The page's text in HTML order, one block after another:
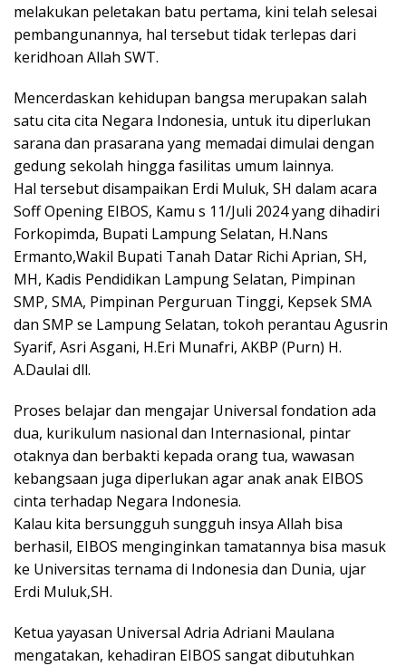
melakukan peletakan batu pertama, kini telah selesai
pembangunannya, hal tersebut tidak terlepas dari
keridhoan Allah SWT.
Mencerdaskan kehidupan bangsa merupakan salah
satu cita cita Negara Indonesia, untuk itu diperlukan
sarana dan prasarana yang memadai dimulai dengan
gedung sekolah hingga fasilitas umum lainnya.
Hal tersebut disampaikan Erdi Muluk, SH dalam acara
Soff Opening EIBOS, Kamu s 11/Juli 2024 yang dihadiri
Forkopimda, Bupati Lampung Selatan, H.Nans
Ermanto,Wakil Bupati Tanah Datar Richi Aprian, SH,
MH, Kadis Pendidikan Lampung Selatan, Pimpinan
SMP, SMA, Pimpinan Perguruan Tinggi, Kepsek SMA
dan SMP se Lampung Selatan, tokoh perantau Agusrin
Syarif, Asri Asgani, H.Eri Munafri, AKBP (Purn) H.
A.Daulai dll.
Proses belajar dan mengajar Universal fondation ada
dua, kurikulum nasional dan Internasional, pintar
otaknya dan berbakti kepada orang tua, wawasan
kebangsaan juga diperlukan agar anak anak EIBOS
cinta terhadap Negara Indonesia.
Kalau kita bersungguh sungguh insya Allah bisa
berhasil, EIBOS menginginkan tamatannya bisa masuk
ke Universitas ternama di Indonesia dan Dunia, ujar
Erdi Muluk,SH.
Ketua yayasan Universal Adria Adriani Maulana
mengatakan, kehadiran EIBOS sangat dibutuhkan